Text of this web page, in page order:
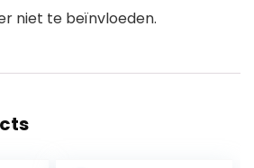
niet te beïnvloeden.